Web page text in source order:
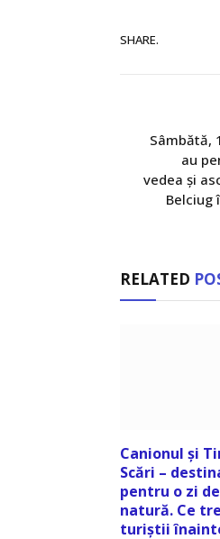
SHARE.
Sâmbătă,
au
vedea și
Belciug
RELATED
Canionul și
Scări –
pentru o zi
natură. Ce
turiștii